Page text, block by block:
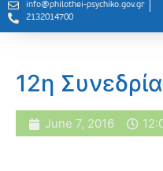
info@philothei-psychiko.gov.gr
2132014700
12η
June 7, 2016